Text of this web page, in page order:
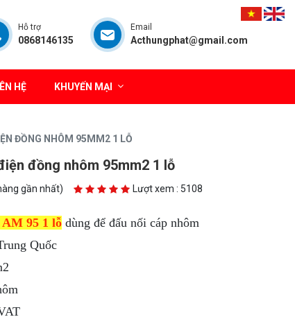
Hỗ trợ
0868146135
Email
Acthungphat@gmail.com
HỆ KHUYẾN MẠI
ĐỒNG NHÔM 95MM2 1 LỖ
đồng nhôm 95mm2 1 lỗ
gần nhất) Lượt xem : 5108
95 1 lỗ dùng để đấu nối cáp nhôm
Quốc